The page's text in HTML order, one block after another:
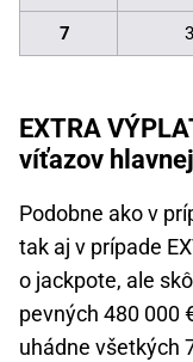
7
EXTRA
víťazov
Podobne ako v
tak aj v prípade
o jackpote, ale
pevných 480 000
uhádne všetkých